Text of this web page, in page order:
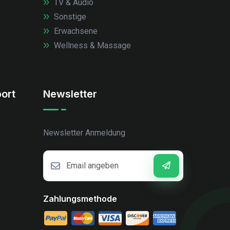
TV & Audio
Sonstige
Erwachsene
Wellness & Massage
Newsletter
Newsletter Anmeldung
Zahlungsmethode